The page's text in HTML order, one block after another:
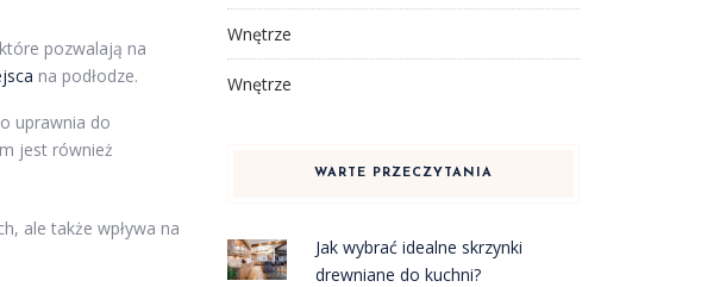
pozwalają na
na podłodze.
uprawnia do
jest również
ale także wpływa na
Wnętrze
Wnętrze
WARTE PRZECZYTANIA
Jak wybrać idealne skrzynki
drewniane do kuchni?